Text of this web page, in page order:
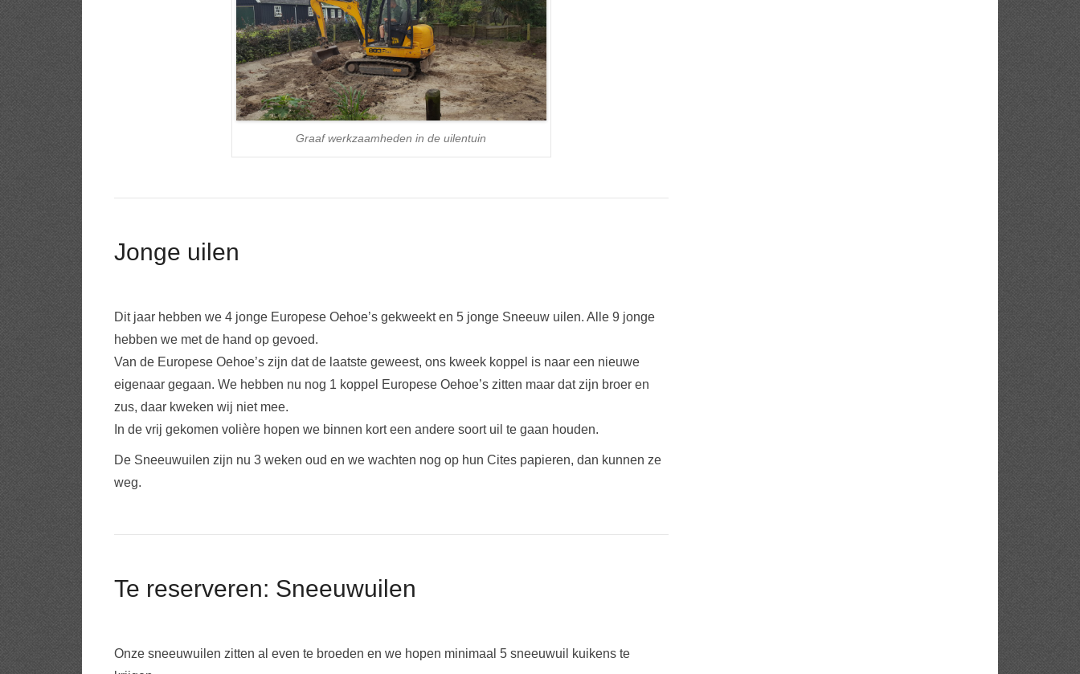
Graaf werkzaamheden in de uilentuin
Jonge uilen
Dit jaar hebben we 4 jonge Europese Oehoe’s gekweekt en 5 jonge Sneeuw uilen. Alle 9 jonge
hebben we met de hand op gevoed.
Van de Europese Oehoe’s zijn dat de laatste geweest, ons kweek koppel is naar een nieuwe
eigenaar gegaan. We hebben nu nog 1 koppel Europese Oehoe’s zitten maar dat zijn broer en
zus, daar kweken wij niet mee.
In de vrij gekomen volière hopen we binnen kort een andere soort uil te gaan houden.
De Sneeuwuilen zijn nu 3 weken oud en we wachten nog op hun Cites papieren, dan kunnen ze
weg.
Te reserveren: Sneeuwuilen
Onze sneeuwuilen zitten al even te broeden en we hopen minimaal 5 sneeuwuil kuikens te